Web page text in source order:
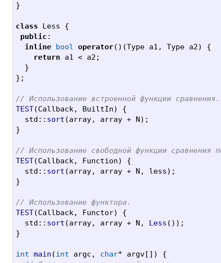
}
class Less {
public :
inline bool operator()(Type a1 , Type a2) {
return a1 < a2 ;
}
};
// Использование встроенной функции сравнения.
TEST(Callback, BuiltIn) {
  std
:: sort (array, array + N);
}
// Использование свободной функции сравнения
TEST(Callback, Function) {
  std
:: sort (array, array + N , less);
}
// Использование функтора.
TEST(Callback, Functor) {
  std
:: sort (array, array + N , Less ());
}
int main (int argc , char* argv[]) {